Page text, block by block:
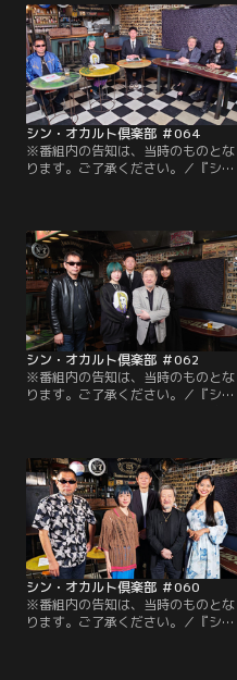
は受験生にまつわる超能力の話を語
り、三上は古くから世界中で求めら
れてきた不老不死に関わる情報を紹
介！さらに魔女占い師の叶は自らの
描いた絵がもつ不思議な力とは？！
シン・オカルト倶楽部 ＃064
※番組内の告知は、当時のものとな
ります。ご了承ください。／『シ
紀子が大興奮！ついに自ら捉えた心
霊映像を紹介！魔女占い師叶ここが
語るギャンブルに関する判別方法と
は！？オカルト界の重鎮並木伸一郎
は長年追われ続けるネッシーの最新
映像を紹介。
シン・オカルト倶楽部 ＃062
※番組内の告知は、当時のものとな
ります。ご了承ください。／『シ
で手に入れたあるものを持参！！並
木が紹介するのはロズウェル事件に
関わる謎の画像！このメンバーだか
らこその空気感でオカルトの数々を
お楽しみください！！
シン・オカルト倶楽部 ＃060
※番組内の告知は、当時のものとな
ります。ご了承ください。／『シ